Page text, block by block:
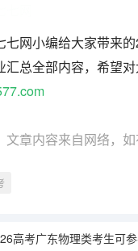
七网小编给大家带来
汇总全部内容，希望
文章内容来自网络，
考广东物理类考生可参考报长江工程职业技术学